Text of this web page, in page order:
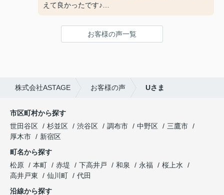
えて良かったです♪
ってます！
ありがとうございました(^^♪
お客様の声一覧
株式会社ASTAGE お客様の声 Uさま
市区町村から探す
世田谷区
杉並区 渋谷区 調布市 中野区
三鷹市
厚木市
新宿区
町名から探す
松原
本町 赤堤 下高井戸 和泉 永福
桜上水
高井戸東
仙川町
代田
沿線から探す